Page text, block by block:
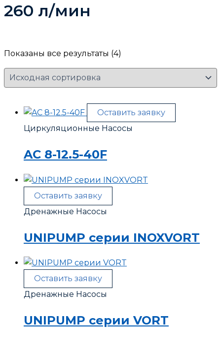
260 л/мин
Показаны все результаты (4)
Оставить заявку
Циркуляционные Насосы
AC 8-12.5-40F
Оставить заявку
Дренажные Насосы
UNIPUMP серии INOXVORT
Оставить заявку
Дренажные Насосы
UNIPUMP серии VORT